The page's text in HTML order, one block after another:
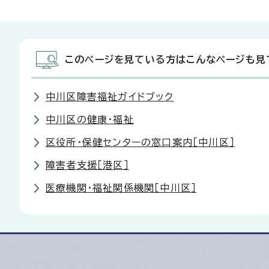
このページを見ている方はこんなページも見
中川区障害福祉ガイドブック
中川区の健康・福祉
区役所・保健センターの窓口案内［中川区］
障害者支援［港区］
医療機関・福祉関係機関［中川区］